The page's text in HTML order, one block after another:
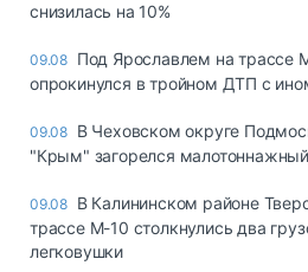
снизилась на 10%
09.08 Под Ярославлем на трассе
опрокинулся в тройном ДТП с
09.08 В Чеховском округе
"Крым" загорелся малотоннажный
09.08 В Калининском районе
трассе М-10 столкнулись два
легковушки